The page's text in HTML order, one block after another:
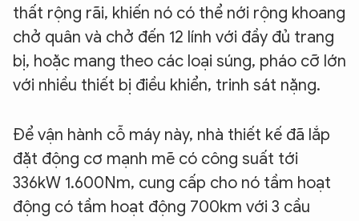
thất rộng rãi, khiến nó có thể nới rộng khoang
chở quân và chở đến 12 lính với đầy đủ trang
bị, hoặc mang theo các loại súng, pháo cỡ lớn
với nhiều thiết bị điều khiển, trinh sát nặng.
Để vận hành cỗ máy này, nhà thiết kế đã lắp
đặt động cơ mạnh mẽ có công suất tới
336kW 1.600Nm, cung cấp cho nó tầm hoạt
động có tầm hoạt động 700km với 3 cầu